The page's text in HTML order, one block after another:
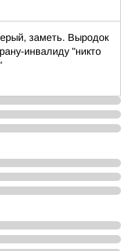
заметь. Выродок
инвалиду "никто